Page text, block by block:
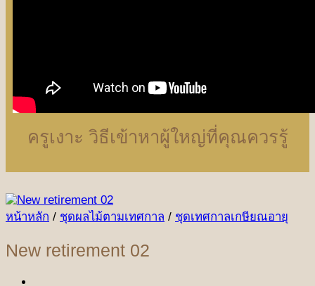
ครูเงาะ วิธีเข้าหาผู้ใหญ่ที่คุณควรรู้
หน้าหลัก / ชุดผลไม้ตามเทศกาล / ชุดเทศกาลเกษียณอายุ
New retirement 02